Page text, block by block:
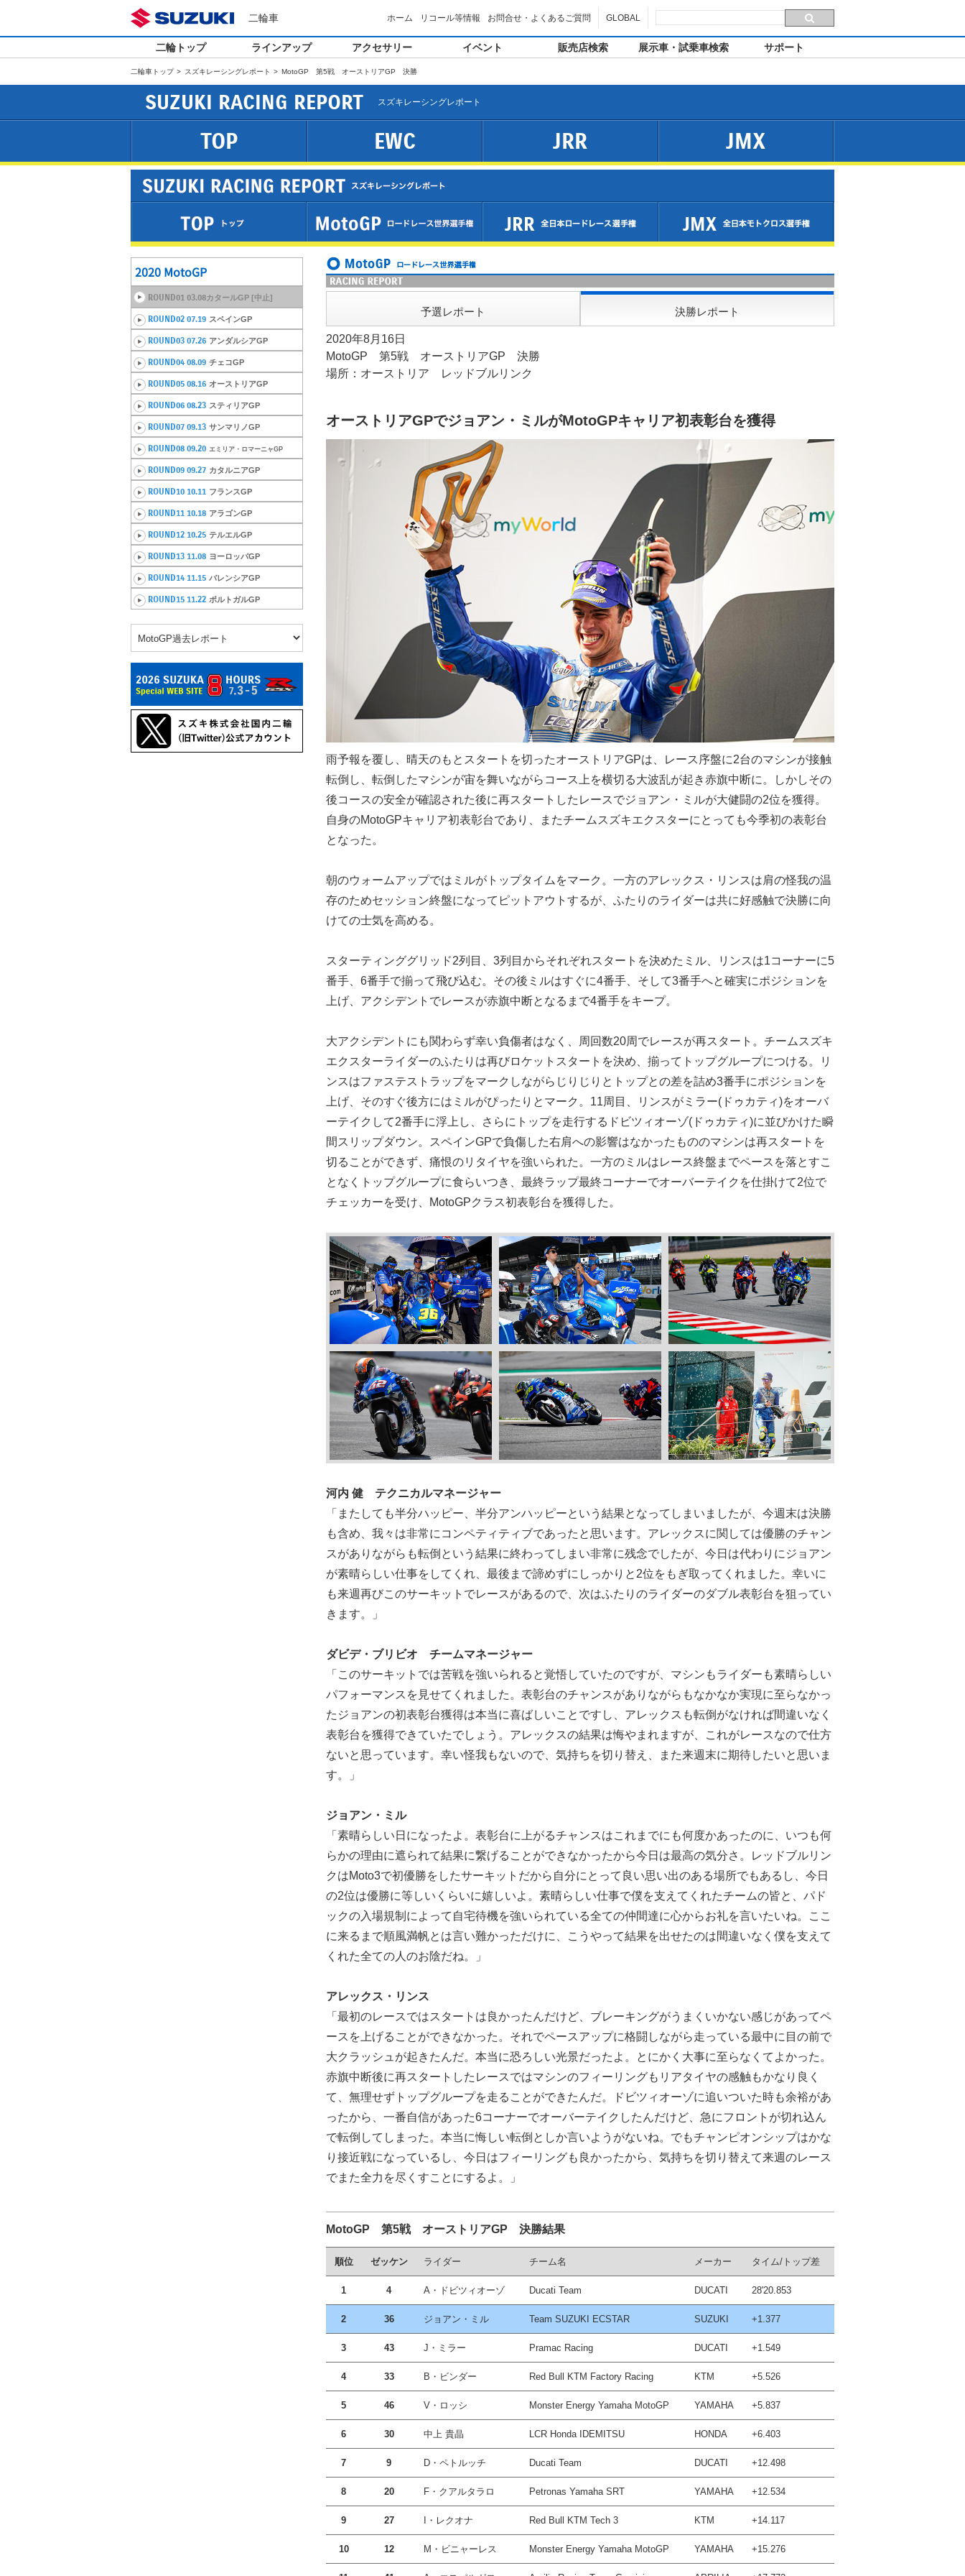
二輪車 ホーム リコール等情報 お問合せ・よくあるご質問 GLOBAL
二輪トップ ラインアップ アクセサリー イベント 販売店検索 展示車・試乗車検索 サポート
二輪車トップ スズキレーシングレポート MotoGP 第5戦 オーストリアGP 決勝
SUZUKI RACING REPORT スズキレーシングレポート
TOP EWC JRR JMX
2020 MotoGP
ROUND01 03.08カタールGP [中止]
ROUND02 07.19 スペインGP
ROUND03 07.26 アンダルシアGP
ROUND04 08.09 チェコGP
ROUND05 08.16 オーストリアGP
ROUND06 08.23 スティリアGP
ROUND07 09.13 サンマリノGP
ROUND08 09.20 エミリア・ロマーニャGP
ROUND09 09.27 カタルニアGP
ROUND10 10.11 フランスGP
ROUND11 10.18 アラゴンGP
ROUND12 10.25 テルエルGP
ROUND13 11.08 ヨーロッパGP
ROUND14 11.15 バレンシアGP
ROUND15 11.22 ポルトガルGP
予選レポート 決勝レポート
2020年8月16日
MotoGP 第5戦 オーストリアGP 決勝
場所：オーストリア レッドブルリンク
オーストリアGPでジョアン・ミルがMotoGPキャリア初表彰台を獲得
雨予報を覆し、晴天のもとスタートを切ったオーストリアGPは、レース序盤に2台のマシンが接触
転倒し、転倒したマシンが宙を舞いながらコース上を横切る大波乱が起き赤旗中断に。しかしその
後コースの安全が確認された後に再スタートしたレースでジョアン・ミルが大健闘の2位を獲得。
自身のMotoGPキャリア初表彰台であり、またチームスズキエクスターにとっても今季初の表彰台
となった。
朝のウォームアップではミルがトップタイムをマーク。一方のアレックス・リンスは肩の怪我の温
存のためセッション終盤になってピットアウトするが、ふたりのライダーは共に好感触で決勝に向
けての士気を高める。
スターティンググリッド2列目、3列目からそれぞれスタートを決めたミル、リンスは1コーナーに5
番手、6番手で揃って飛び込む。その後ミルはすぐに4番手、そして3番手へと確実にポジションを
上げ、アクシデントでレースが赤旗中断となるまで4番手をキープ。
大アクシデントにも関わらず幸い負傷者はなく、周回数20周でレースが再スタート。チームスズキ
エクスターライダーのふたりは再びロケットスタートを決め、揃ってトップグループにつける。リ
ンスはファステストラップをマークしながらじりじりとトップとの差を詰め3番手にポジションを
上げ、そのすぐ後方にはミルがぴったりとマーク。11周目、リンスがミラー(ドゥカティ)をオーバ
ーテイクして2番手に浮上し、さらにトップを走行するドビツィオーゾ(ドゥカティ)に並びかけた瞬
間スリップダウン。スペインGPで負傷した右肩への影響はなかったもののマシンは再スタートを
切ることができず、痛恨のリタイヤを強いられた。一方のミルはレース終盤までペースを落とすこ
となくトップグループに食らいつき、最終ラップ最終コーナーでオーバーテイクを仕掛けて2位で
チェッカーを受け、MotoGPクラス初表彰台を獲得した。
河内 健 テクニカルマネージャー
「またしても半分ハッピー、半分アンハッピーという結果となってしまいましたが、今週末は決勝
も含め、我々は非常にコンペティティブであったと思います。アレックスに関しては優勝のチャン
スがありながらも転倒という結果に終わってしまい非常に残念でしたが、今日は代わりにジョアン
が素晴らしい仕事をしてくれ、最後まで諦めずにしっかりと2位をもぎ取ってくれました。幸いに
も来週再びこのサーキットでレースがあるので、次はふたりのライダーのダブル表彰台を狙ってい
きます。」
ダビデ・ブリビオ チームマネージャー
「このサーキットでは苦戦を強いられると覚悟していたのですが、マシンもライダーも素晴らしい
パフォーマンスを見せてくれました。表彰台のチャンスがありながらもなかなか実現に至らなかっ
たジョアンの初表彰台獲得は本当に喜ばしいことですし、アレックスも転倒がなければ間違いなく
表彰台を獲得できていたでしょう。アレックスの結果は悔やまれますが、これがレースなので仕方
ないと思っています。幸い怪我もないので、気持ちを切り替え、また来週末に期待したいと思いま
す。」
ジョアン・ミル
「素晴らしい日になったよ。表彰台に上がるチャンスはこれまでにも何度かあったのに、いつも何
らかの理由に遮られて結果に繋げることができなかったから今日は最高の気分さ。レッドブルリン
クはMoto3で初優勝をしたサーキットだから自分にとって良い思い出のある場所でもあるし、今日
の2位は優勝に等しいくらいに嬉しいよ。素晴らしい仕事で僕を支えてくれたチームの皆と、パド
ックの入場規制によって自宅待機を強いられている全ての仲間達に心からお礼を言いたいね。ここ
に来るまで順風満帆とは言い難かっただけに、こうやって結果を出せたのは間違いなく僕を支えて
くれた全ての人のお陰だね。」
アレックス・リンス
「最初のレースではスタートは良かったんだけど、ブレーキングがうまくいかない感じがあってペ
ースを上げることができなかった。それでペースアップに格闘しながら走っている最中に目の前で
大クラッシュが起きたんだ。本当に恐ろしい光景だったよ。とにかく大事に至らなくてよかった。
赤旗中断後に再スタートしたレースではマシンのフィーリングもリアタイヤの感触もかなり良く
て、無理せずトップグループを走ることができたんだ。ドビツィオーゾに追いついた時も余裕があ
ったから、一番自信があった6コーナーでオーバーテイクしたんだけど、急にフロントが切れ込ん
で転倒してしまった。本当に悔しい転倒としか言いようがないね。でもチャンピオンシップはかな
り接近戦になっているし、今日はフィーリングも良かったから、気持ちを切り替えて来週のレース
でまた全力を尽くすことにするよ。」
MotoGP 第5戦 オーストリアGP 決勝結果
順位 ゼッケン ライダー チーム名 メーカー タイム/トップ差
1 4 A・ドビツィオーゾ Ducati Team DUCATI 28'20.853
2 36 ジョアン・ミル Team SUZUKI ECSTAR SUZUKI +1.377
3 43 J・ミラー Pramac Racing DUCATI +1.549
4 33 B・ビンダー Red Bull KTM Factory Racing KTM +5.526
5 46 V・ロッシ Monster Energy Yamaha MotoGP YAMAHA +5.837
6 30 中上 貴晶 LCR Honda IDEMITSU HONDA +6.403
7 9 D・ペトルッチ Ducati Team DUCATI +12.498
8 20 F・クアルタラロ Petronas Yamaha SRT YAMAHA +12.534
9 27 I・レクオナ Red Bull KTM Tech 3 KTM +14.117
10 12 M・ビニャーレス Monster Energy Yamaha MotoGP YAMAHA +15.276